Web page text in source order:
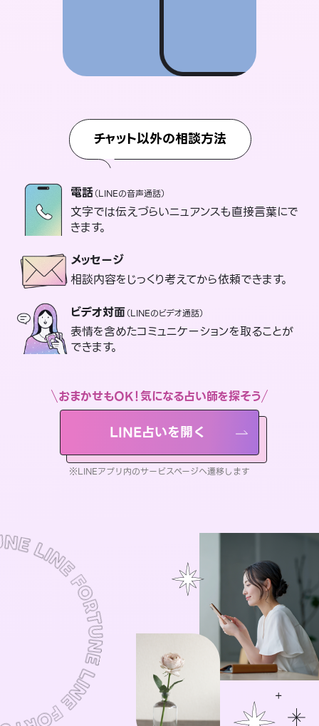
チャット以外の相談方法
電話（LINEの音声通話）
文字では伝えづらいニュアンスも直接言葉にで
きます。
メッセージ
相談内容をじっくり考えてから依頼できます。
ビデオ対面（LINEのビデオ通話）
表情を含めたコミュニケーションを取ることが
できます。
おまかせもOK！気になる占い師を探そう
LINE占いを開く
※LINEアプリ内のサービスページへ遷移します